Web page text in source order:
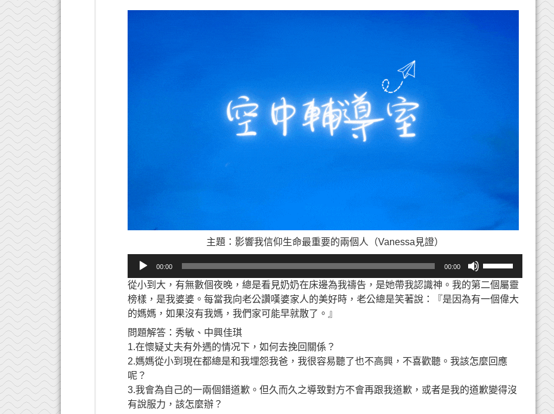
主題：影響我信仰生命最重要的兩個人（Vanessa見證）
播
放
器
00:00 00:00
向
上/
以
高
從小到大，有無數個夜晚，總是看見奶奶在床邊為我禱告，是她帶我認識神。我的第二個屬靈
榜樣，是我婆婆。每當我向老公讚嘆婆家人的美好時，老公總是笑著說：『是因為有一個偉大
的媽媽，如果沒有我媽，我們家可能早就散了。』
問題解答：秀敏、中興佳琪
1.在懷疑丈夫有外遇的情况下，如何去挽回關係？
2.媽媽從小到現在都總是和我埋怨我爸，我很容易聽了也不高興，不喜歡聽。我該怎麼回應
呢？
3.我會為自己的一兩個錯道歉。但久而久之導致對方不會再跟我道歉，或者是我的道歉變得沒
有說服力，該怎麼辦？